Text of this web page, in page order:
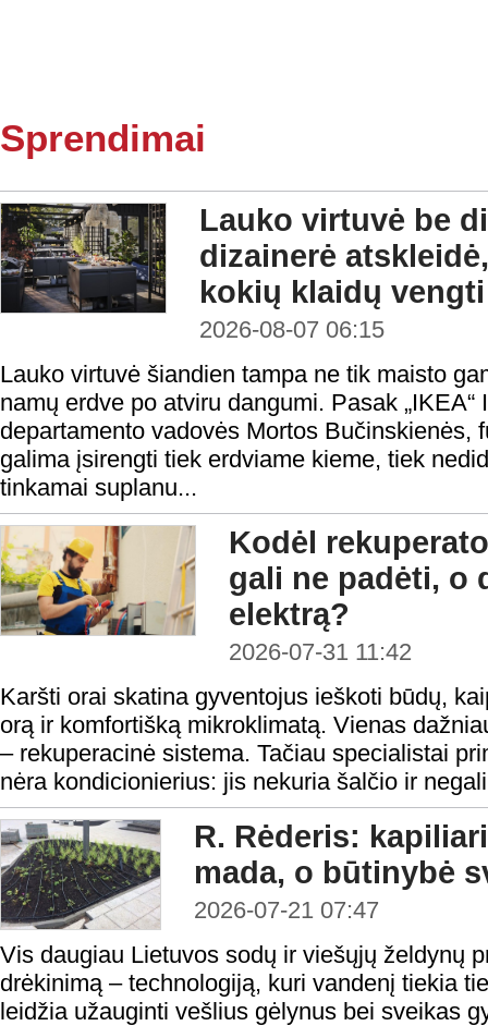
Sprendimai
Lauko virtuvė be
dizainerė
kokių klaidų vengti
2026-08-07 06:15
Lauko virtuvė šiandien tampa ne tik maisto
namų erdve po atviru dangumi. Pasak „IKEA“
departamento vadovės Mortos Bučinskienės,
galima įsirengti tiek erdviame kieme, tiek
tinkamai suplanu...
Kodėl
gali ne padėti, o
elektrą?
2026-07-31 11:42
Karšti orai skatina gyventojus ieškoti būdų,
orą ir komfortišką mikroklimatą. Vienas
– rekuperacinė sistema. Tačiau specialistai
nėra kondicionierius: jis nekuria šalčio ir
R. Rėderis:
mada, o būtinybė
2026-07-21 07:47
Vis daugiau Lietuvos sodų ir viešųjų želdynų
drėkinimą – technologiją, kuri vandenį tiekia
leidžia užauginti vešlius gėlynus bei sveikas